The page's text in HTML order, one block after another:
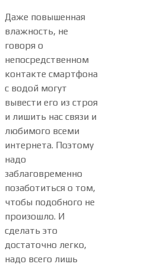
Даже повышенная
влажность, не
говоря о
непосредственном
контакте смартфона
с водой могут
вывести его из строя
и лишить нас связи и
любимого всеми
интернета. Поэтому
надо
заблаговременно
позаботиться о том,
чтобы подобного не
произошло. И
сделать это
достаточно легко,
надо всего лишь